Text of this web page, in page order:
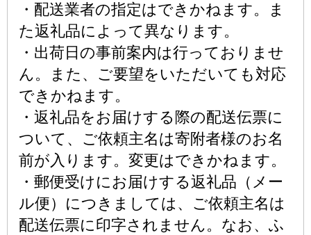
・配送業者の指定はできかねます。ま
た返礼品によって異なります。
・出荷日の事前案内は行っておりませ
ん。また、ご要望をいただいても対応
できかねます。
・返礼品をお届けする際の配送伝票に
ついて、ご依頼主名は寄附者様のお名
前が入ります。変更はできかねます。
・郵便受けにお届けする返礼品（メー
ル便）につきましては、ご依頼主名は
配送伝票に印字されません。なお、ふ